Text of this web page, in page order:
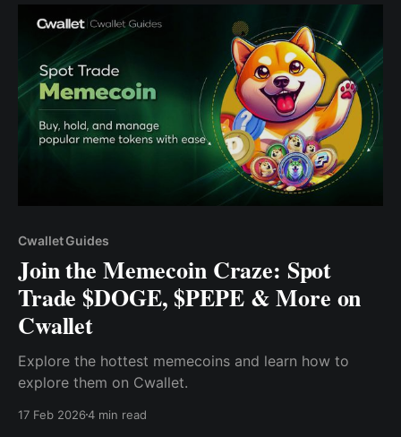
Cwallet Guides
Join the Memecoin Craze: Spot
Trade $DOGE, $PEPE & More on
Cwallet
Explore the hottest memecoins and learn how to
explore them on Cwallet.
17 Feb 20264 min read